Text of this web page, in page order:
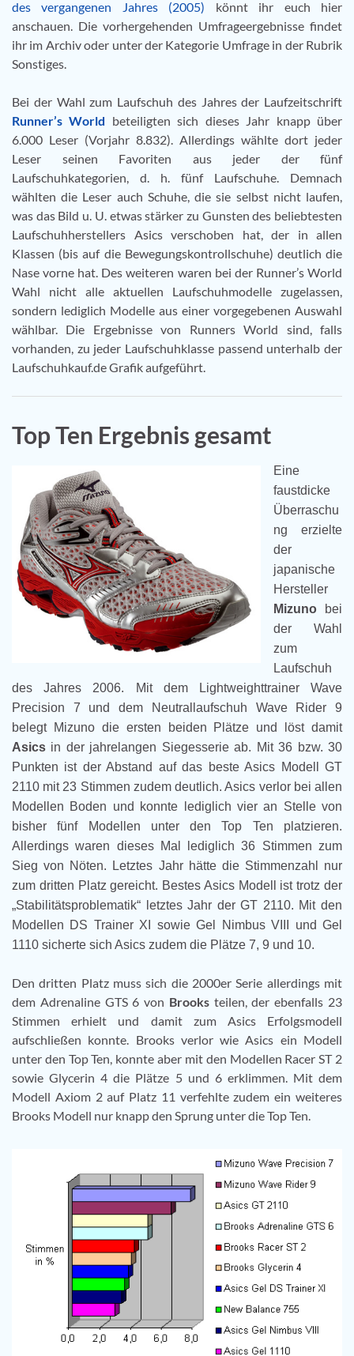
des vergangenen Jahres (2005) könnt ihr euch hier
anschauen. Die vorhergehenden Umfrageergebnisse findet
ihr im Archiv oder unter der Kategorie Umfrage in der Rubrik
Sonstiges.
Bei der Wahl zum Laufschuh des Jahres der Laufzeitschrift
Runner’s World beteiligten sich dieses Jahr knapp über
6.000 Leser (Vorjahr 8.832). Allerdings wählte dort jeder
Leser seinen Favoriten aus jeder der fünf
Laufschuhkategorien, d. h. fünf Laufschuhe. Demnach
wählten die Leser auch Schuhe, die sie selbst nicht laufen,
was das Bild u. U. etwas stärker zu Gunsten des beliebtesten
Laufschuhherstellers Asics verschoben hat, der in allen
Klassen (bis auf die Bewegungskontrollschuhe) deutlich die
Nase vorne hat. Des weiteren waren bei der Runner’s World
Wahl nicht alle aktuellen Laufschuhmodelle zugelassen,
sondern lediglich Modelle aus einer vorgegebenen Auswahl
wählbar. Die Ergebnisse von Runners World sind, falls
vorhanden, zu jeder Laufschuhklasse passend unterhalb der
Laufschuhkauf.de Grafik aufgeführt.
Top Ten Ergebnis gesamt
Eine
faustdicke
Überraschu
ng erzielte
der
japanische
Hersteller
Mizuno bei
der Wahl
zum
Laufschuh
des Jahres 2006. Mit dem Lightweighttrainer Wave
Precision 7 und dem Neutrallaufschuh Wave Rider 9
belegt Mizuno die ersten beiden Plätze und löst damit
Asics in der jahrelangen Siegesserie ab. Mit 36 bzw. 30
Punkten ist der Abstand auf das beste Asics Modell GT
2110 mit 23 Stimmen zudem deutlich. Asics verlor bei allen
Modellen Boden und konnte lediglich vier an Stelle von
bisher fünf Modellen unter den Top Ten platzieren.
Allerdings waren dieses Mal lediglich 36 Stimmen zum
Sieg von Nöten. Letztes Jahr hätte die Stimmenzahl nur
zum dritten Platz gereicht. Bestes Asics Modell ist trotz der
„Stabilitätsproblematik“ letztes Jahr der GT 2110. Mit den
Modellen DS Trainer XI sowie Gel Nimbus VIII und Gel
1110 sicherte sich Asics zudem die Plätze 7, 9 und 10.
Den dritten Platz muss sich die 2000er Serie allerdings mit
dem Adrenaline GTS 6 von Brooksteilen, der ebenfalls 23
Stimmen erhielt und damit zum Asics Erfolgsmodell
aufschließen konnte. Brooks verlor wie Asics ein Modell
unter den Top Ten, konnte aber mit den Modellen Racer ST 2
sowie Glycerin 4 die Plätze 5 und 6 erklimmen. Mit dem
Modell Axiom 2 auf Platz 11 verfehlte zudem ein weiteres
Brooks Modell nur knapp den Sprung unter die Top Ten.